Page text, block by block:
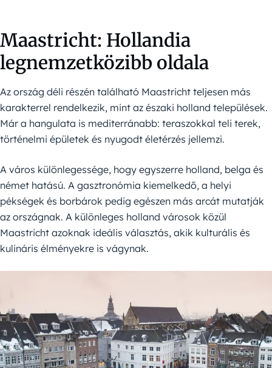
Maastricht: Hollandia
legnemzetközibb oldala
Az ország déli részén található Maastricht teljesen más
karakterrel rendelkezik, mint az északi holland települések.
Már a hangulata is mediterránabb: teraszokkal teli terek,
történelmi épületek és nyugodt életérzés jellemzi.
A város különlegessége, hogy egyszerre holland, belga és
német hatású. A gasztronómia kiemelkedő, a helyi
pékségek és borbárok pedig egészen más arcát mutatják
az országnak. A különleges holland városok közül
Maastricht azoknak ideális választás, akik kulturális és
kulináris élményekre is vágynak.